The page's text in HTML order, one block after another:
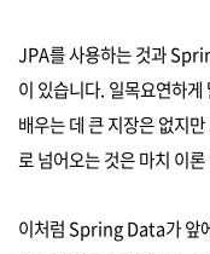
JPA를 사용하는 것과
이 있습니다. 일목요연하
배우는 데 큰 지장은 없지
로 넘어오는 것은 마치 이
이처럼 Spring Data가 앞